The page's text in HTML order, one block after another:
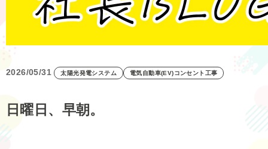
2026/05/31 太陽光発電システム 電気自動車(EV)コンセント工事
日曜日、早朝。